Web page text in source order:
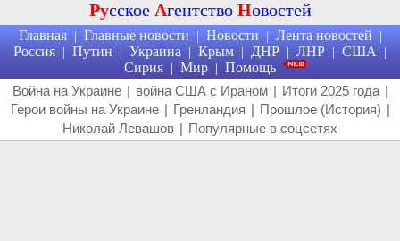
Русское Агентство Новостей
Главная | Главные новости | Новости | Лента новостей |
Россия | Путин | Украина | Крым | ДНР | ЛНР | США |
Сирия | Мир | Помощь
Война на Украине | война США с Ираном | Итоги 2025 года |
Герои войны на Украине | Гренландия | Прошлое (История) |
Николай Левашов | Популярные в соцсетях